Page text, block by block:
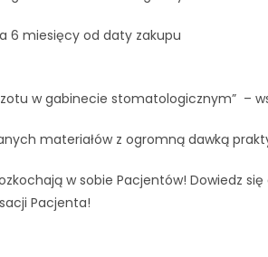
6 miesięcy od daty zakupu
w gabinecie stomatologicznym” –
materiałów z ogromną dawką
w sobie Pacjentów! Dowiedz się
Pacjenta!